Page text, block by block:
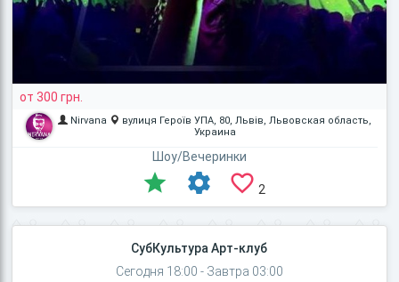
от 300 грн.
Nirvana
вулиця Героїв УПА, 80, Львів, Львовская область,
Украина
Шоу/Вечеринки
2
СубКультура Арт-клуб
Сегодня 18:00 - Завтра 03:00